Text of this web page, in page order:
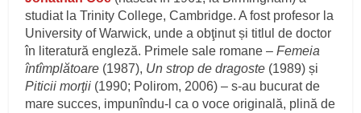
studiat la Trinity College, Cambridge. A fost profesor la
University of Warwick, unde a obţinut și titlul de doctor
în literatură engleză. Primele sale romane –Femeia
întîmplătoare (1987), Un strop de dragoste (1989) și
Piticii morţii (1990; Polirom, 2006) – s-au bucurat de
mare succes, impunîndu-l ca o voce originală, plină de